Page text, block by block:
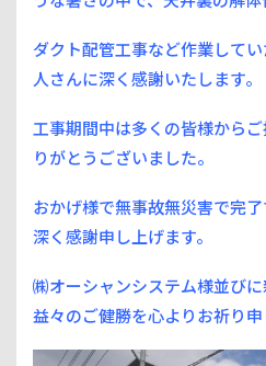
ダクト配管工事など作業して
人さんに深く感謝いたします。
工事期間中は多くの皆様から
りがとうございました。
おかげ様で無事故無災害で完了
深く感謝申し上げます。
㈱オーシャンシステム様並び
益々のご健勝を心よりお祈り申